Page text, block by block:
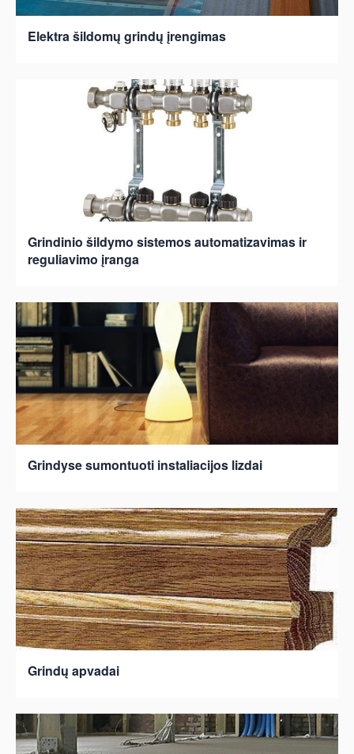
Elektra šildomų grindų įrengimas
Grindinio šildymo sistemos automatizavimas ir
reguliavimo įranga
Grindyse sumontuoti instaliacijos lizdai
Grindų apvadai